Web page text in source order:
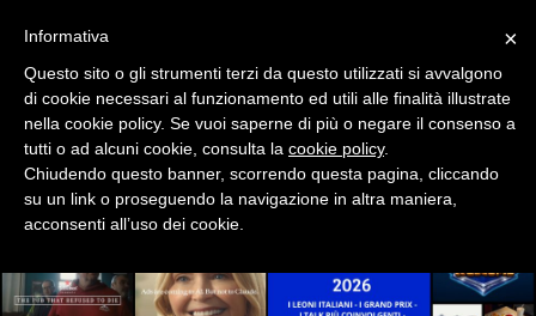
ESTERNA
RADIO / AUDIO
TV
×
Informativa
Questo sito o gli strumenti terzi da questo utilizzati si avvalgono
di cookie necessari al funzionamento ed utili alle finalità illustrate
nella cookie policy. Se vuoi saperne di più o negare il consenso a
tutti o ad alcuni cookie, consulta la cookie policy.
Chiudendo questo banner, scorrendo questa pagina, cliccando
su un link o proseguendo la navigazione in altra maniera,
acconsenti all’uso dei cookie.